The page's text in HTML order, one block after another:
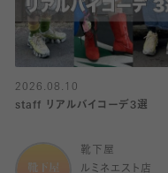
2026.08.10
staff リアルバイコーデ3選
靴下屋
ルミネエスト店